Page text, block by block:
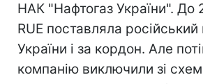
НАК "Нафтогаз України". До
RUE поставляла російський
України і за кордон. Але
компанію виключили зі